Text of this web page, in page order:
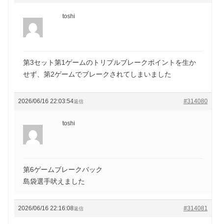
toshi
第3セット第1ゲームのトリプルブレークポイントを生か
せず、第2ゲームでブレークされてしまいました
2026/06/16 22:03:54 #314080
返信
toshi
第6ゲームブレークバック
島袋選手吠えました
2026/06/16 22:16:08 #314081
返信